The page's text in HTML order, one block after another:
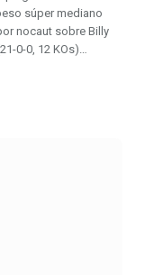
súper mediano
nocaut sobre Billy
0-0, 12 KOs)…